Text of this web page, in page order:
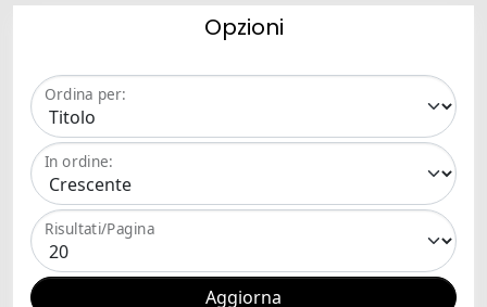
Opzioni
Ordina per:
In ordine:
Risultati/Pagina